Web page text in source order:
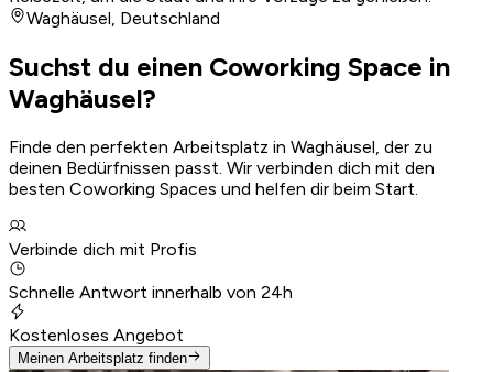
Waghäusel, Deutschland
Suchst du einen Coworking Space in
Waghäusel?
Finde den perfekten Arbeitsplatz in Waghäusel, der zu
deinen Bedürfnissen passt. Wir verbinden dich mit den
besten Coworking Spaces und helfen dir beim Start.
Verbinde dich mit Profis
Schnelle Antwort innerhalb von 24h
Kostenloses Angebot
Meinen Arbeitsplatz finden